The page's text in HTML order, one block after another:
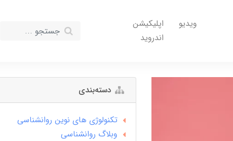
ویدیو
اپلیکیشن
اندروید
دسته‌بندی
تکنولوژی های نوین روانشناسی
وبلاگ روانشناسی